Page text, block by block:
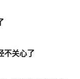
不关心了